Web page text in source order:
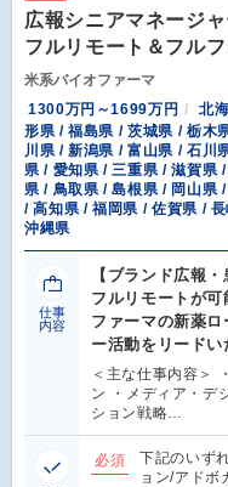
広報シニアマネージ
フルリモート＆フル
米系バイオファーマ
1300万円～1699万円
北
形県 / 福島県 / 茨城県 / 栃木
川県 / 新潟県 / 富山県 / 石川
県 / 愛知県 / 三重県 / 滋賀県
県 / 鳥取県 / 島根県 / 岡山県
/ 高知県 / 福岡県 / 佐賀県 /
沖縄県
仕事
内容
【ブランド広報
フルリモートが
ファーマの新薬
ー活動をリードい
＜主な仕事内容＞
ン ・メディア・デ
ション戦略…
必須
下記のいず
ョン/アドボ